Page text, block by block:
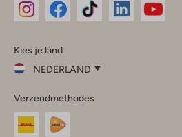
InstagramFacebook
Kies je land
NEDERLAND
je
land
Nederland
Verzendmethodes